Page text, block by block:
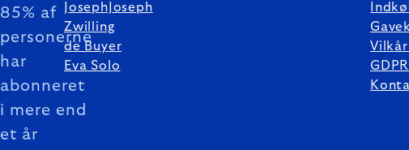
85% af
personerne
har
abonneret
i mere end
et år
JosephJoseph
Zwilling
de Buyer
Eva Solo
GDPR